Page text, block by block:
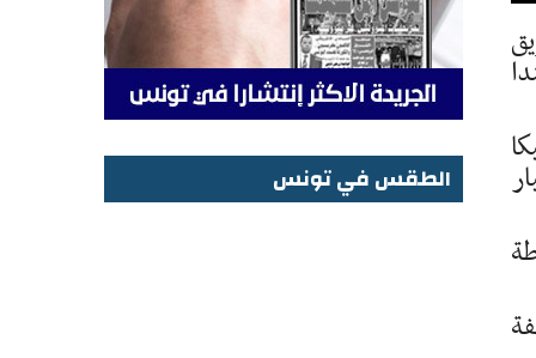
تصدرت مجموعتها برصيد 20 نقطة
الطقس في تونس